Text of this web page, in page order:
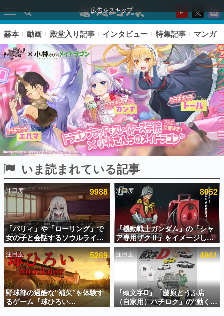
広告をスキップ
ピックアップ
電ファミのいま読まれている記事ランキング
アプリセール情報
インタビュー
連載・特集一覧
殿堂入り記事
SNS拡散数が数千以上！ ページビュー数万以上！ などな
ど。多くの人々に読まれた、電ファミ渾身の“殿堂入り”記
事をまとめました。
赫本 動画 殿堂入り記事 インタビュー 特集記事 マンガ
いま読まれている記事
注目度 9988
「パリィ」や「ローリング」で
女の子と会話するソウルライク
恋愛ゲーム『小早川さんはソウ
ルライク』無料公開。返事に失
敗すると「YOU DIED」
注目度 8052
『機動戦士ガンダム』の「シャ
ア専用ザクⅡ」をイメージした
散水ホースリールが予約開始。
本体にはシャアのパーソナルマ
ークやジオン公国軍のエンブレ
ム、型式番号などを配置
注目度 5269
野球部の過酷な“補欠”を体験す
るゲーム『球ひろい
Simulator』が「1件」のウィッ
注目度 4961
『頭文字D』「藤原とうふ店
（自家用）ハチロク」の“動くテ
ィッシュケース”が買えるポップ